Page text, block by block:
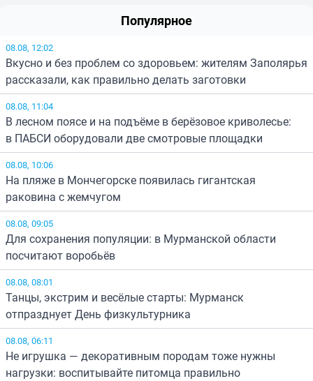
Популярное
08.08, 12:02
Вкусно и без проблем со здоровьем: жителям Заполярья
рассказали, как правильно делать заготовки
08.08, 11:04
В лесном поясе и на подъёме в берёзовое криволесье:
в ПАБСИ оборудовали две смотровые площадки
08.08, 10:06
На пляже в Мончегорске появилась гигантская
раковина с жемчугом
08.08, 09:05
Для сохранения популяции: в Мурманской области
посчитают воробьёв
08.08, 08:01
Танцы, экстрим и весёлые старты: Мурманск
отпразднует День физкультурника
08.08, 06:11
Не игрушка — декоративным породам тоже нужны
нагрузки: воспитывайте питомца правильно